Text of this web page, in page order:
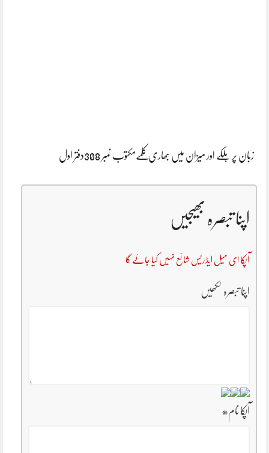
زبان پر ہلکے اور میزان میں بھاری کلمےمکتوب نمبر 308دفتر اول
اپنا تبصرہ بھیجیں
آپکا ای میل ایڈریس شائع نہیں کیا جائے گا
اپنا تبصرہ لکھیں
آپکا نام*